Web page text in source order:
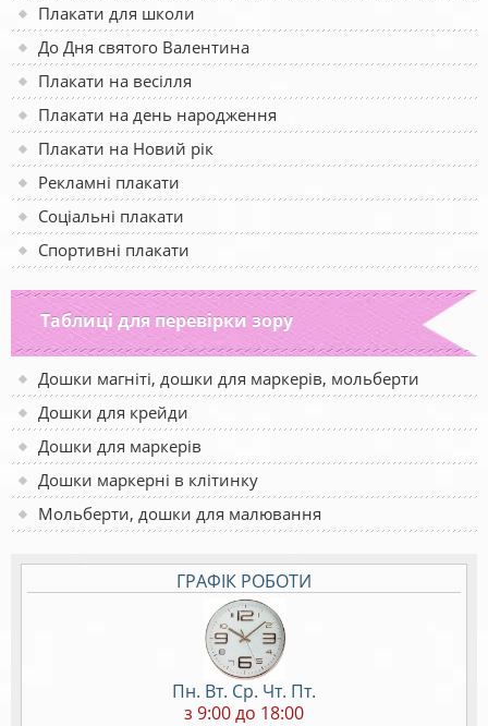
Плакати для школи
До Дня святого Валентина
Плакати на весілля
Плакати на день народження
Плакати на Новий рік
Рекламні плакати
Соціальні плакати
Спортивні плакати
Таблиці для перевірки зору
Дошки магніті, дошки для маркерів, мольберти
Дошки для крейди
Дошки для маркерів
Дошки маркерні в клітинку
Мольберти, дошки для малювання
ГРАФІК РОБОТИ
Пн. Вт. Ср. Чт. Пт.
з 9:00 до 18:00